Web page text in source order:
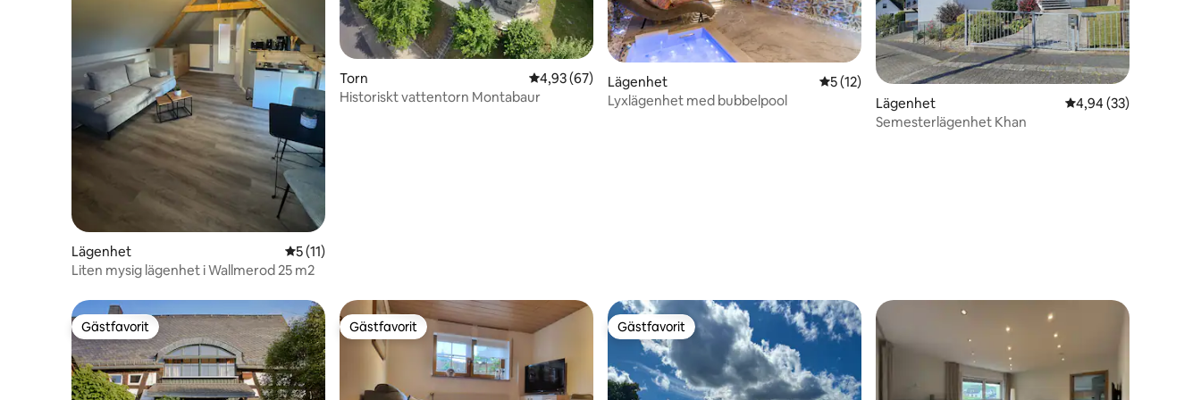
Lägenhet 5 av 5 i genomsnittligt betyg, 11 omdömen
5 (11)
Liten mysig lägenhet i Wallmerod 25 m2
Torn 4,93 av 5 i genomsnittligt betyg, 67 omdömen
4,93 (67)
Historiskt vattentorn Montabaur
Lägenhet 5 av 5 i genomsnittligt betyg, 12 omdömen
5 (12)
Lyxlägenhet med bubbelpool
Lägenhet 4,94 av 5 i
4,94 (33)
Semesterlägenhet Khan
Gästfavorit
Gästfavorit Gästfavorit
Gästfavorit Gästfavorit
Gästfavorit